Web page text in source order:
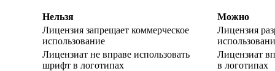
Нельзя
Можно
Лицензия запрещает коммерческое
использование
Лицензия
Лицензиат не вправе использовать
шрифт в логотипах
Лицензиат
в логотипах